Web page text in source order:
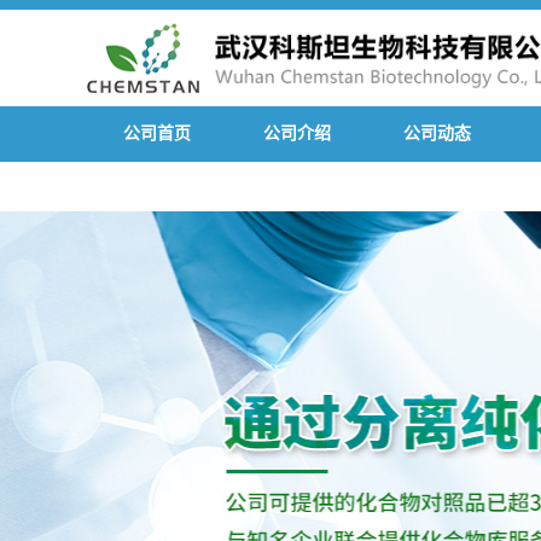
公司首页 公司介绍 公司动态